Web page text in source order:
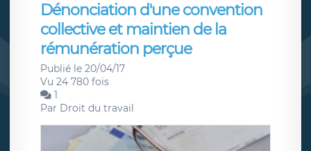
Dénonciation d'une convention
collective et maintien de la
rémunération perçue
Publié le 20/04/17
Vu 24 780 fois
1
Par Droit du travail